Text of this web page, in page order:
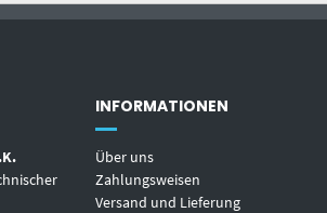
INFORMATIONEN
Über uns
Zahlungsweisen
Versand und Lieferung